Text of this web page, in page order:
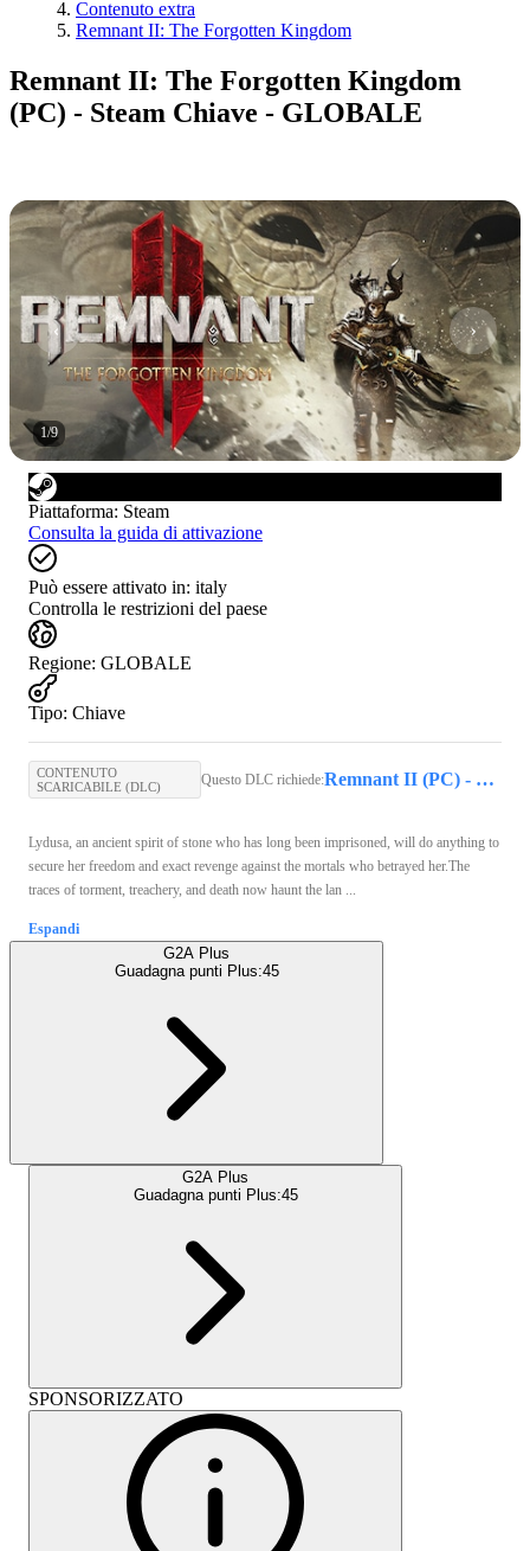
Contenuto extra
Remnant II: The Forgotten Kingdom
Remnant II: The Forgotten Kingdom
(PC) - Steam Chiave - GLOBALE
1/9
Piattaforma: Steam
Consulta la guida di attivazione
Può essere attivato in: italy
Controlla le restrizioni del paese
Regione: GLOBALE
Tipo: Chiave
CONTENUTO
SCARICABILE (DLC)
Questo DLC richiede: Remnant II (PC) - Steam Key - GLOBAL
Lydusa, an ancient spirit of stone who has long been imprisoned, will do anything to
secure her freedom and exact revenge against the mortals who betrayed her.The
traces of torment, treachery, and death now haunt the lan ...
Espandi
G2A Plus
Guadagna punti Plus:45
G2A Plus
Guadagna punti Plus:45
SPONSORIZZATO